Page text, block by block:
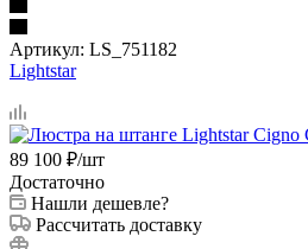
Артикул: LS_751182
Lightstar
89 100 ₽/шт
Достаточно
Нашли дешевле?
Рассчитать доставку